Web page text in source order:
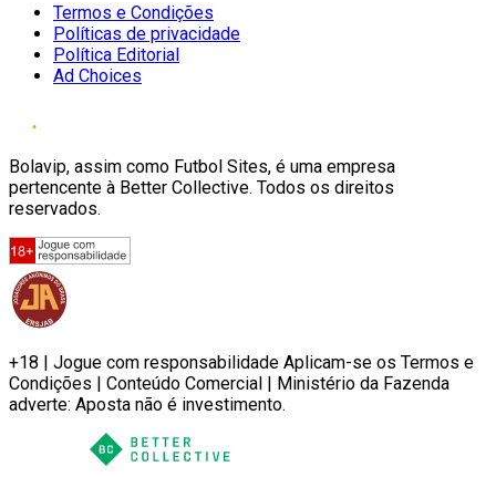
Termos e Condições
Políticas de privacidade
Política Editorial
Ad Choices
Bolavip, assim como Futbol Sites, é uma empresa
pertencente à Better Collective. Todos os direitos
reservados.
+18 | Jogue com responsabilidade Aplicam-se os Termos e
Condições | Conteúdo Comercial | Ministério da Fazenda
adverte: Aposta não é investimento.